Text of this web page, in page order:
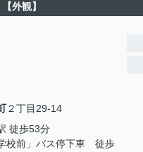
【外観】
２丁目29-14
徒歩53分
校前」バス停下車 徒歩